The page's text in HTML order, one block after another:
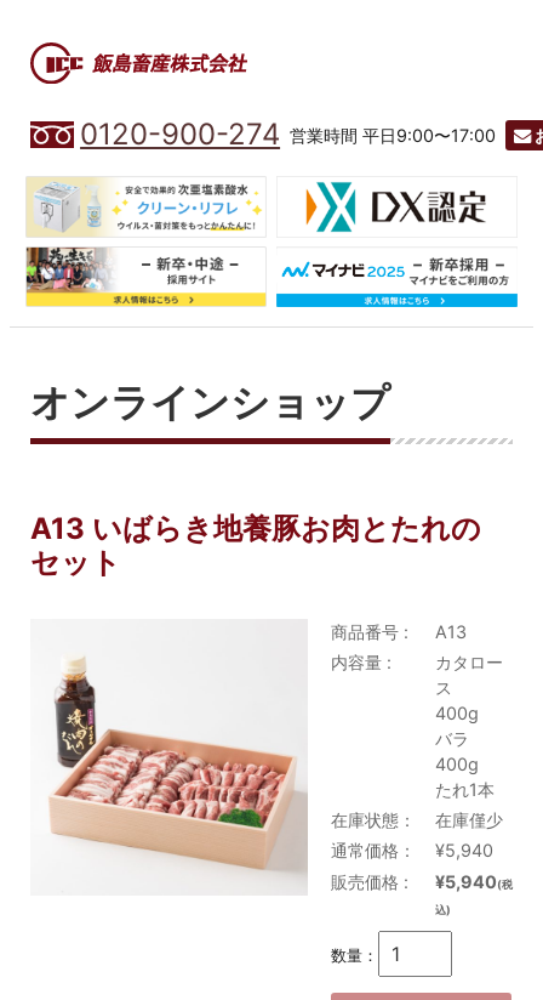
0120-900-274 営業時間 平日9:00〜17:00
オンラインショップ
A13 いばらき地養豚お肉とたれの
セット
商品番号 :
A13
内容量 :
カタロー
ス
400g
バラ
400g
たれ1本
在庫状態：
在庫僅少
通常価格：
¥5,940
販売価格 :
¥5,940(税
込)
数量：